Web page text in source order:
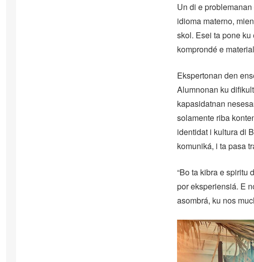
Un di e
idioma materno,
skol. Esei ta pone
komprondé e
Ekspertonan den
Alumnonan ku
kapasidatnan
solamente riba
identidat i kultura di
komuniká, i ta pasa
“Bo ta kibra e spiritu
por eksperiensiá. E
asombrá, ku nos